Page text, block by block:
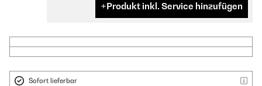
Produkt inkl. Service hinzufügen
Sofort lieferbar